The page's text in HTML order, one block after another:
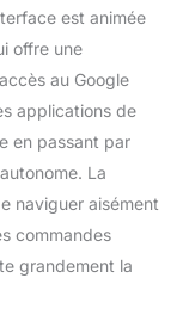
est animée
offre une
au Google
applications de
en passant par
La
naviguer aisément
commandes
grandement la